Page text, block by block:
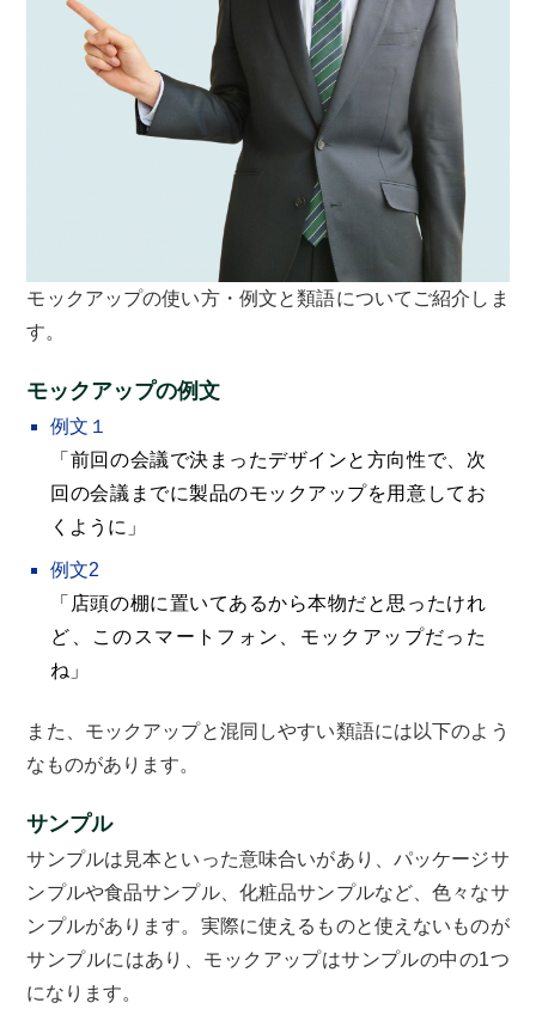
モックアップの使い方・例文と類語についてご紹介しま
す。
モックアップの例文
例文１
「前回の会議で決まったデザインと方向性で、次
回の会議までに製品のモックアップを用意してお
くように」
例文2
「店頭の棚に置いてあるから本物だと思ったけれ
ど、このスマートフォン、モックアップだった
ね」
また、モックアップと混同しやすい類語には以下のよう
なものがあります。
サンプル
サンプルは見本といった意味合いがあり、パッケージサ
ンプルや食品サンプル、化粧品サンプルなど、色々なサ
ンプルがあります。実際に使えるものと使えないものが
サンプルにはあり、モックアップはサンプルの中の1つ
になります。